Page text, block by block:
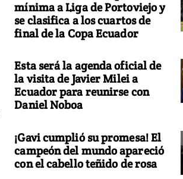
mínima a Liga de Portoviejo y
se clasifica a los cuartos de
final de la Copa Ecuador
Esta será la agenda oficial de
la visita de Javier Milei a
Ecuador para reunirse con
Daniel Noboa
¡Gavi cumplió su promesa! El
campeón del mundo apareció
con el cabello teñido de rosa